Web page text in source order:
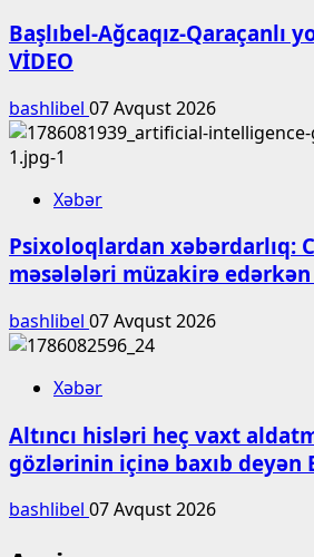
Başlıbel-Ağcaqız-Qaraçanlı
VİDEO
bashlibel 07 Avqust 2026
Xəbər
Psixoloqlardan xəbərdarlıq:
məsələləri müzakirə
bashlibel 07 Avqust 2026
Xəbər
Altıncı hisləri heç vaxt
gözlərinin içinə baxıb deyən
bashlibel 07 Avqust 2026